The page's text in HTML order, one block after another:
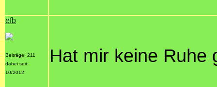
efb
Beiträge: 211
dabei seit:
10/2012
Hat mir keine Ruhe